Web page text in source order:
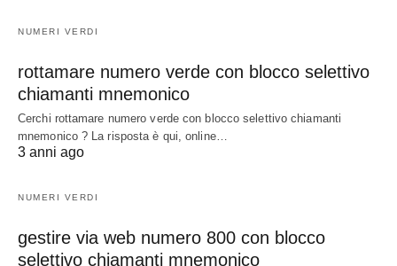
NUMERI VERDI
rottamare numero verde con blocco selettivo
chiamanti mnemonico
Cerchi rottamare numero verde con blocco selettivo chiamanti
mnemonico ? La risposta è qui, online…
3 anni ago
NUMERI VERDI
gestire via web numero 800 con blocco
selettivo chiamanti mnemonico